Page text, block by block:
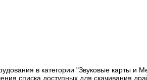
в категории "Звуковые карты и
списка доступных для скачивания